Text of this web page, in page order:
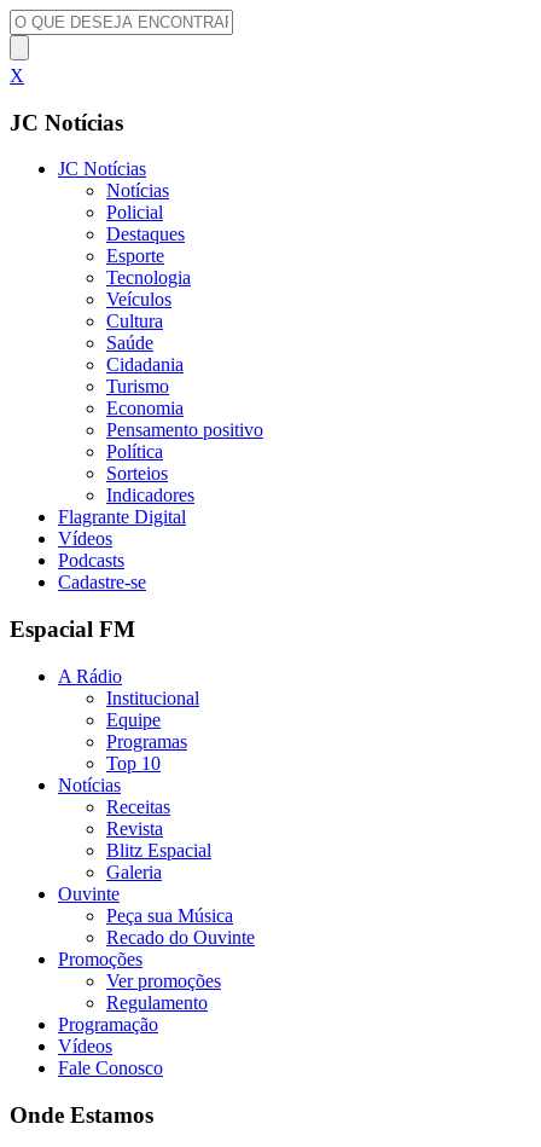
X
JC Notícias
JC Notícias
Notícias
Policial
Destaques
Esporte
Tecnologia
Veículos
Cultura
Saúde
Cidadania
Turismo
Economia
Pensamento positivo
Política
Sorteios
Indicadores
Flagrante Digital
Vídeos
Podcasts
Cadastre-se
Espacial FM
A Rádio
Institucional
Equipe
Programas
Top 10
Notícias
Receitas
Revista
Blitz Espacial
Galeria
Ouvinte
Peça sua Música
Recado do Ouvinte
Promoções
Ver promoções
Regulamento
Programação
Vídeos
Fale Conosco
Onde Estamos